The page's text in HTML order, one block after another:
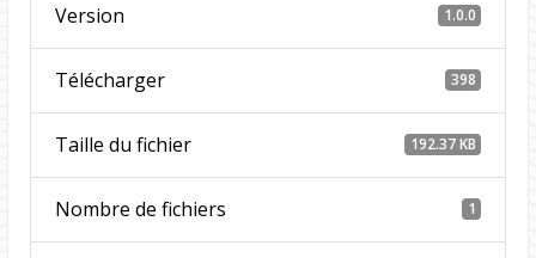
Version 1.0.0
Télécharger 398
Taille du fichier 192.37 KB
Nombre de fichiers 1